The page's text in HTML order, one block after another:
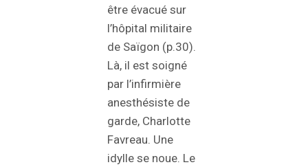
être évacué sur
l’hôpital militaire
de Saïgon (p.30).
Là, il est soigné
par l’infirmière
anesthésiste de
garde, Charlotte
Favreau. Une
idylle se noue. Le